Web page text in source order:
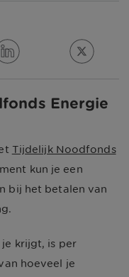
Energie
Tijdelijk Noodfonds
kun je een
bij het betalen van
je krijgt, is per
hoeveel je